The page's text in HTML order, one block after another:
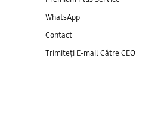
WhatsApp
Contact
Trimiteți E-mail Către CEO